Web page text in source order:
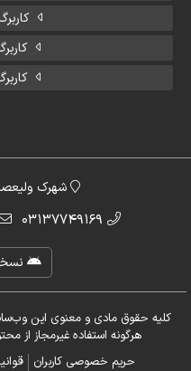
شهرک ولیعصر،
03137749169
کلیه حقوق مادی و معنوی این
هرگونه استفاده غیرمجاز از
حریم خصوصی کاربران